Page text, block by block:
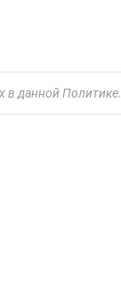
в данной Политике.